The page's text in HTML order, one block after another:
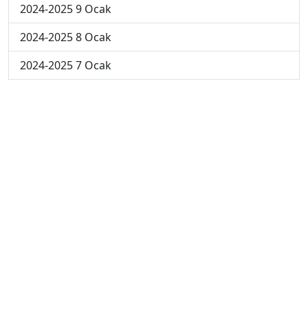
2024-2025 9 Ocak
2024-2025 8 Ocak
2024-2025 7 Ocak